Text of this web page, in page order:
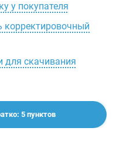
у покупателя
корректировочный
скачивания
5 пунктов